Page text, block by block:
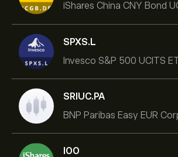
SPXS.L
Invesco S&P 500 UCITS
SRIUC.PA
IOO